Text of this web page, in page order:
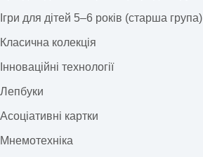
Ігри для дітей 5–6 років (старша група)
Класична колекція
Інноваційні технології
Лепбуки
Асоціативні картки
Мнемотехніка